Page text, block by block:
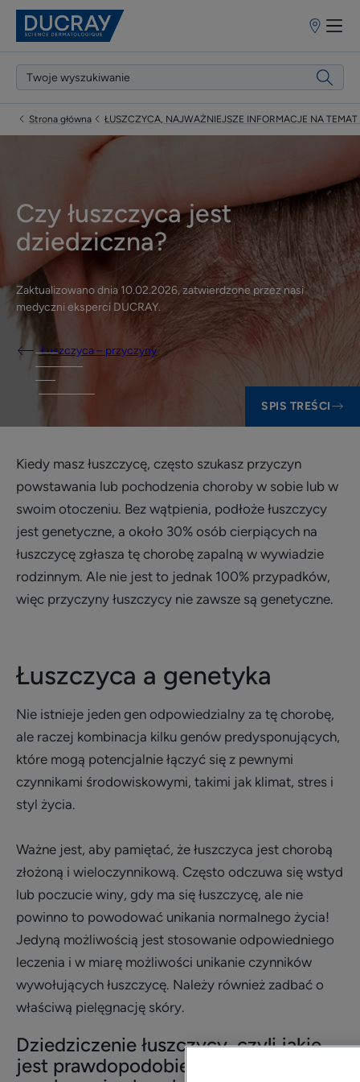
Punkty
Strona główna ŁUSZCZYCA, NAJWAŻNIEJSZE INFORMACJE NA TEMAT
Czy łuszczyca jest
dziedziczna?
Zaktualizowano dnia 10.02.2026, zatwierdzone przeznasi
medyczni eksperci DUCRAY.
Łuszczyca – przyczyny
SPIS TREŚCI
Kiedy masz łuszczycę, często szukasz przyczyn
powstawania lub pochodzenia choroby w sobie lub w
swoim otoczeniu. Bez wątpienia, podłoże łuszczycy
jest genetyczne, a około 30% osób cierpiących na
łuszczycę zgłasza tę chorobę zapalną w wywiadzie
rodzinnym. Ale nie jest to jednak 100% przypadków,
więc przyczyny łuszczycy nie zawsze są genetyczne.
Łuszczyca a genetyka
Nie istnieje jeden gen odpowiedzialny za tę chorobę,
ale raczej kombinacja kilku genów predysponujących,
które mogą potencjalnie łączyć się z pewnymi
czynnikami środowiskowymi, takimi jak klimat, stres i
styl życia.
Ważne jest, aby pamiętać, że łuszczyca jest chorobą
złożoną i wieloczynnikową. Często odczuwa się wstyd
lub poczucie winy, gdy ma się łuszczycę, ale nie
powinno to powodować unikania normalnego życia!
Jedyną możliwością jest stosowanie odpowiedniego
leczenia i w miarę możliwości unikanie czynników
wywołujących łuszczycę. Należy również zadbać o
właściwą pielęgnację skóry.
Dziedziczenie łuszczycy, czyli jakie
jest prawdopodobieństwo